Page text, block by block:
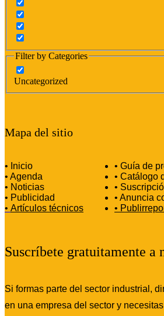
Filter by Categories
Uncategorized
Mapa del sitio
• Inicio
• Agenda
• Noticias
• Publicidad
• Artículos técnicos
• Guía de
• Catálogo
•
• Anuncia
•
Suscríbete gratuitamente a
Si formas parte del sector industrial,
en una empresa del sector y